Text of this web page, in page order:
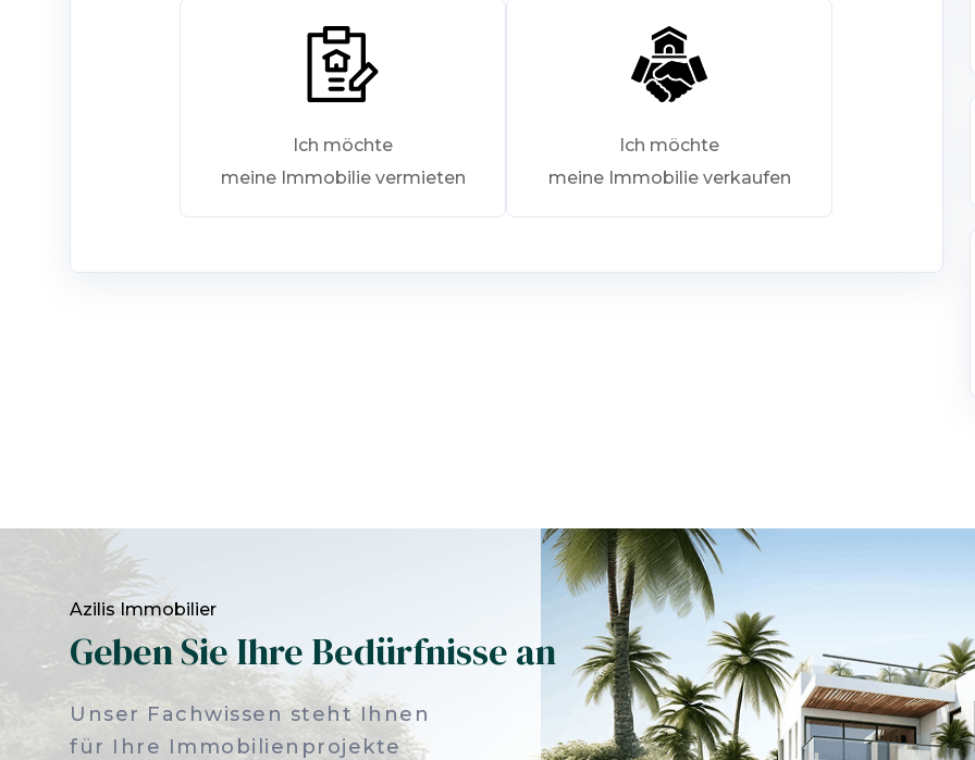
Ich möchte
meine Immobilie vermieten
Ich möchte
meine Immobilie verkaufen
Azilis Immobilier
Geben Sie Ihre Bedürfnisse an
Unser Fachwissen steht Ihnen
für Ihre Immobilienprojekte